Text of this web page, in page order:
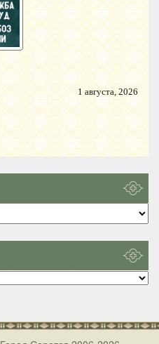
1 августа, 2026